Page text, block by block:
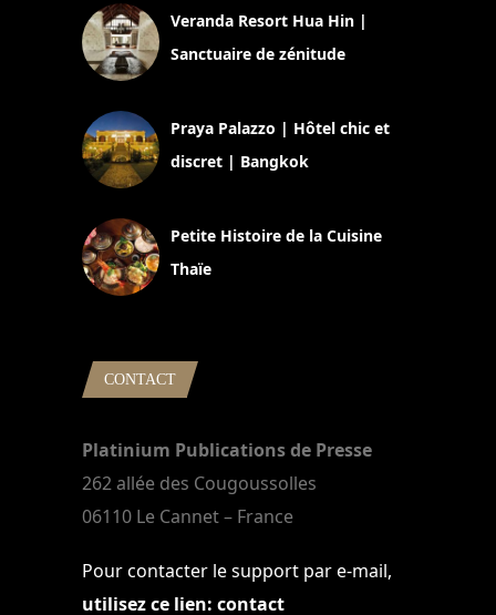
Veranda Resort Hua Hin |
Sanctuaire de zénitude
Praya Palazzo | Hôtel chic et
discret | Bangkok
Petite Histoire de la Cuisine
Thaïe
CONTACT
Platinium Publications de Presse
262 allée des Cougoussolles
06110 Le Cannet – France
Pour contacter le support par e-mail,
utilisez ce lien: contact